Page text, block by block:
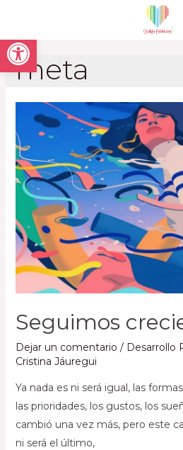
Open toolbar
meta
Seguimos
Dejar un comentario / Desarrollo
Cristina Jáuregui
Ya nada es ni será igual, las
las prioridades, los gustos, los
cambió una vez más, pero este
ni será el último,